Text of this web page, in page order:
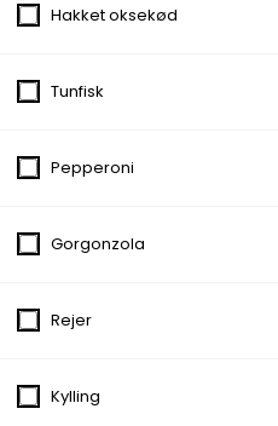
5. Hjemmelavet Pitabrød
fra 70,00 kr.
6. Husets Bøf
60,00 kr.
7. Græsk Bøf
60,00 kr.
Hakket oksekød
Tunfisk
Pepperoni
Gorgonzola
Rejer
Kylling